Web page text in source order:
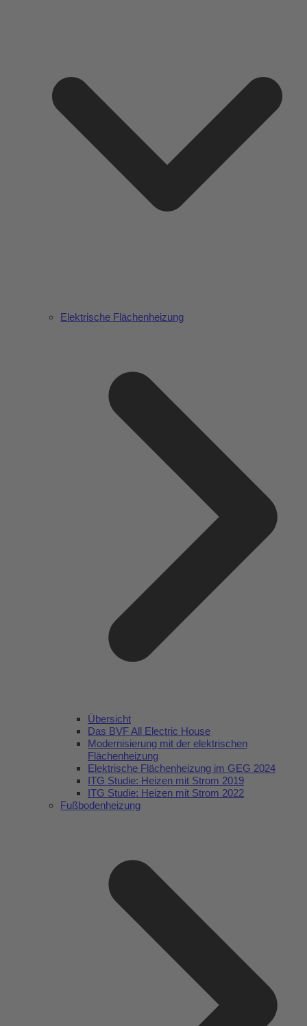
Elektrische Flächenheizung
Übersicht
Das BVF All Electric House
Modernisierung mit der elektrischen
Flächenheizung
Elektrische Flächenheizung im GEG 2024
ITG Studie: Heizen mit Strom 2019
ITG Studie: Heizen mit Strom 2022
Fußbodenheizung